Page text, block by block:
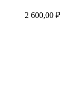
2 600,00 ₽